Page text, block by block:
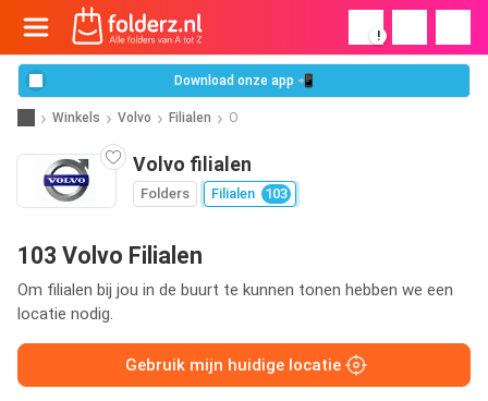
!
Download onze app 📲
Winkels Volvo Filialen O
Volvo filialen
Folders Filialen 103
103 Volvo Filialen
Om filialen bij jou in de buurt te kunnen tonen hebben we een
locatie nodig.
Gebruik mijn huidige locatie